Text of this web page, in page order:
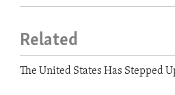
Related
The United States Has Stepped